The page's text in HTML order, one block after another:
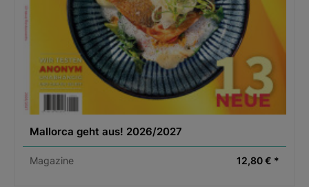
Mallorca geht aus! 2026/2027
Magazine 12,80 € *